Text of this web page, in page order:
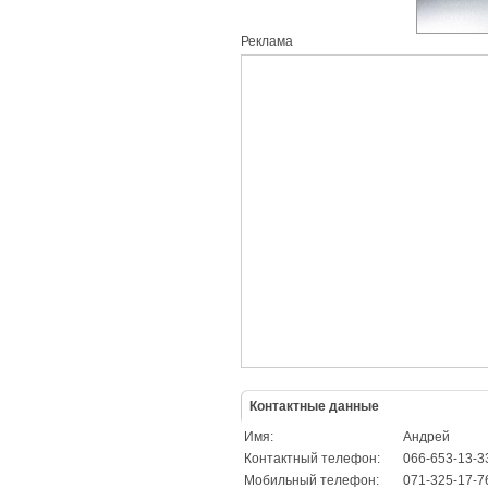
Реклама
Контактные данные
Имя:
Андрей
Контактный телефон:
066-653-13-
Мобильный телефон:
071-325-17-